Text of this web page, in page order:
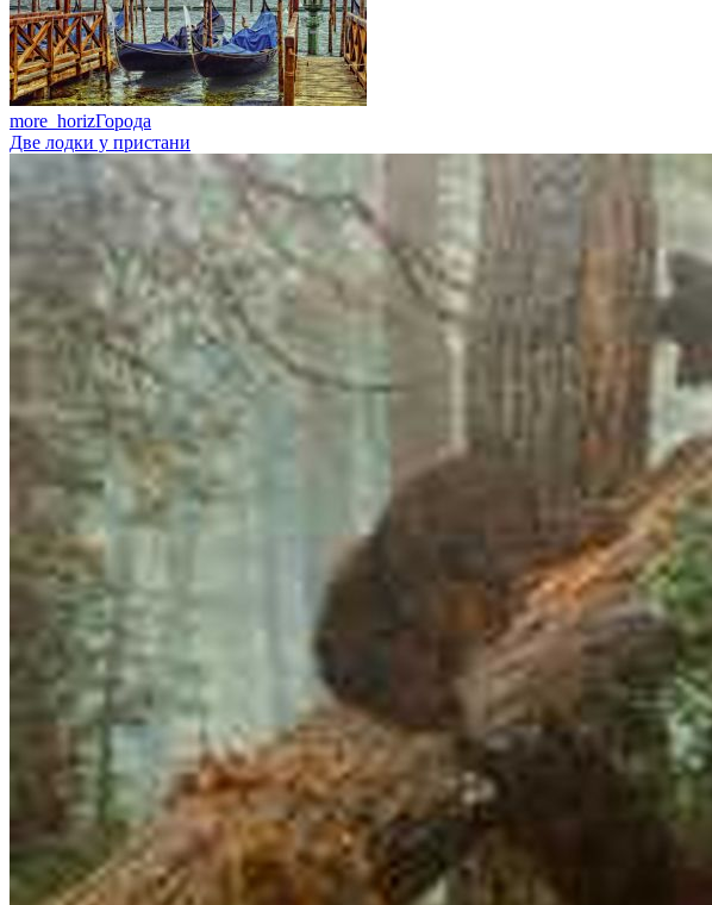
more_horizГорода
Две лодки у пристани